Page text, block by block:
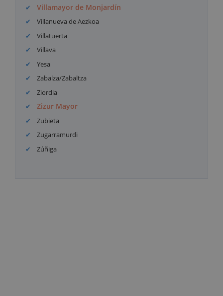
Villamayor de Monjardín
Villanueva de Aezkoa
Villatuerta
Villava
Yesa
Zabalza/Zabaltza
Ziordia
Zizur Mayor
Zubieta
Zugarramurdi
Zúñiga